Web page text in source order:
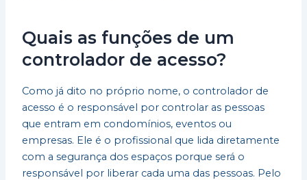
Quais as funções de um
controlador de acesso?
Como já dito no próprio nome, o controlador de
acesso é o responsável por controlar as pessoas
que entram em condomínios, eventos ou
empresas. Ele é o profissional que lida diretamente
com a segurança dos espaços porque será o
responsável por liberar cada uma das pessoas. Pelo